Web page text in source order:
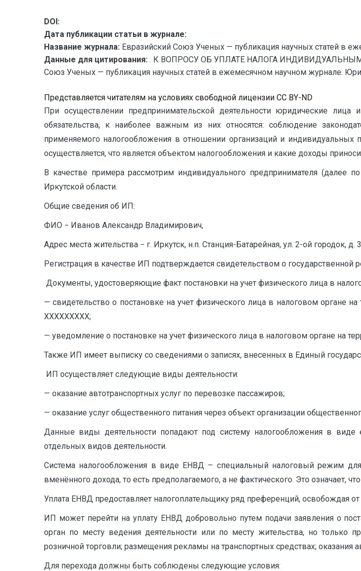
DOI:
Дата публикации статьи в журнале:
Название журнала: Евразийский Союз Ученых — публикация научных статей в
Данные для цитирования: . К ВОПРОСУ ОБ УПЛАТЕ НАЛОГА
Союз Ученых — публикация научных статей в ежемесячном научном журнале.
Представляется читателям на условиях свободной лицензии CC BY-ND
При осуществлении предпринимательской деятельности юридические
обязательства, к наиболее важным из них относятся: соблюдение
применяемого налогообложения в отношении организаций и индивидуальных
осуществляется, что является объектом налогообложения и какие доходы
В качестве примера рассмотрим индивидуального предпринимателя (далее
Иркутской области.
Общие сведения об ИП:
ФИО − Иванов Александр Владимирович,
Адрес места жительства − г. Иркутск, н.п. Станция-Батарейная, ул. 2-ой городок, д.
Регистрация в качестве ИП подтверждается свидетельством о
Документы, удостоверяющие факт постановки на учет физического лица в
— свидетельство о постановке на учет физического лица в налоговом органе
ХХХХХХХХХ;
— уведомление о постановке на учет физического лица в налоговом органе на
Также ИП имеет выписку со сведениями о записях, внесенных в Единый
ИП осуществляет следующие виды деятельности:
— оказание автотранспортных услуг по перевозке пассажиров;
— оказание услуг общественного питания через объект организации
Данные виды деятельности попадают под систему налогообложения в
отдельных видов деятельности.
Система налогообложения в виде ЕНВД – специальный налоговый режим
вменённого дохода, то есть предполагаемого, а не фактического. Это означает,
Уплата ЕНВД предоставляет налогоплательщику ряд преференций, освобождая
ИП может перейти на уплату ЕНВД добровольно путем подачи заявления о
орган по месту ведения деятельности или по месту жительства, но только
розничной торговли; размещения рекламы на транспортных средствах; оказания
Для перехода должны быть соблюдены следующие условия: